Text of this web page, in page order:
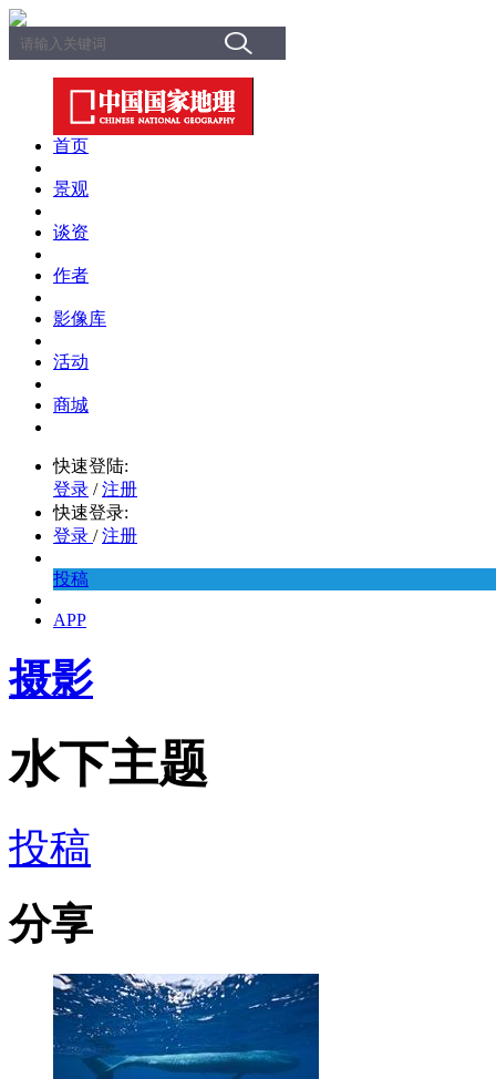
首页
景观
谈资
作者
影像库
活动
商城
快速登陆:
登录 / 注册
快速登录:
登录 / 注册
投稿
APP
摄影
水下主题
投稿
分享